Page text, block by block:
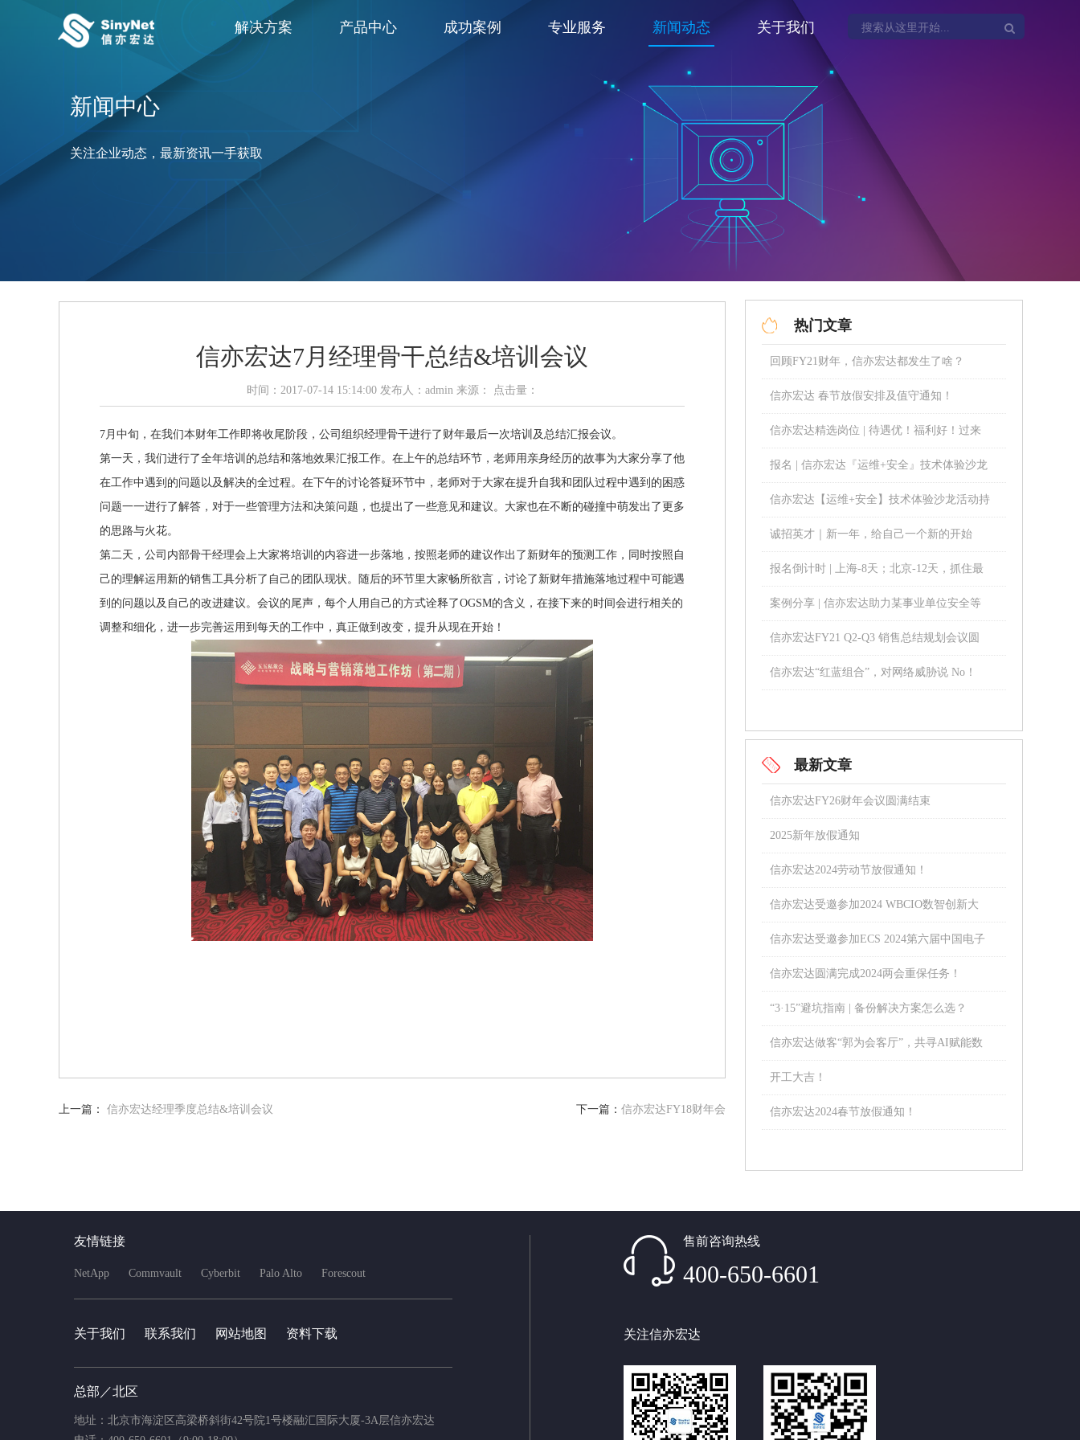
解决方案 产品中心 成功案例 专业服务 新闻动态 关于我们
新闻中心
关注企业动态，最新资讯一手获取
信亦宏达7月经理骨干总结&培训会议
时间：2017-07-14 15:14:00 发布人：admin 来源： 点击量：
7月中旬，在我们本财年工作即将收尾阶段，公司组织经理骨干进行了财年最后一次培训及总结汇报会议。
第一天，我们进行了全年培训的总结和落地效果汇报工作。在上午的总结环节，老师用亲身经历的故事为大家分享了他
在工作中遇到的问题以及解决的全过程。在下午的讨论答疑环节中，老师对于大家在提升自我和团队过程中遇到的困惑
问题一一进行了解答，对于一些管理方法和决策问题，也提出了一些意见和建议。大家也在不断的碰撞中萌发出了更多
的思路与火花。
第二天，公司内部骨干经理会上大家将培训的内容进一步落地，按照老师的建议作出了新财年的预测工作，同时按照自
己的理解运用新的销售工具分析了自己的团队现状。随后的环节里大家畅所欲言，讨论了新财年措施落地过程中可能遇
到的问题以及自己的改进建议。会议的尾声，每个人用自己的方式诠释了OGSM的含义，在接下来的时间会进行相关的
调整和细化，进一步完善运用到每天的工作中，真正做到改变，提升从现在开始！
上一篇： 信亦宏达经理季度总结&培训会议 下一篇： 信亦宏达FY18财年会
热门文章
回顾FY21财年，信亦宏达都发生了啥？
信亦宏达 春节放假安排及值守通知！
信亦宏达精选岗位 | 待遇优！福利好！过来
谈谈？
报名 | 信亦宏达『运维+安全』技术体验沙龙
活动即将开启！
信亦宏达【运维+安全】技术体验沙龙活动持
续进行中……
诚招英才｜新一年，给自己一个新的开始
报名倒计时 | 上海-8天；北京-12天，抓住最
后机会！
案例分享 | 信亦宏达助力某事业单位安全等
级保护项目！
信亦宏达FY21 Q2-Q3 销售总结规划会议圆
满结束！
信亦宏达“红蓝组合”，对网络威胁说 No！
最新文章
信亦宏达FY26财年会议圆满结束
2025新年放假通知
信亦宏达2024劳动节放假通知！
信亦宏达受邀参加2024 WBCIO数智创新大
会！
信亦宏达受邀参加ECS 2024第六届中国电子
通信与半导体CIO峰会
信亦宏达圆满完成2024两会重保任务！
“3·15”避坑指南 | 备份解决方案怎么选？
信亦宏达做客“郭为会客厅”，共寻AI赋能数
字化转型之路！
开工大吉！
信亦宏达2024春节放假通知！
友情链接
NetApp Commvault Cyberbit Palo Alto Forescout
关于我们 联系我们 网站地图 资料下载
总部／北区
地址：北京市海淀区高梁桥斜街42号院1号楼融汇国际大厦-3A层信亦宏达
售前咨询热线
400-650-6601
关注信亦宏达